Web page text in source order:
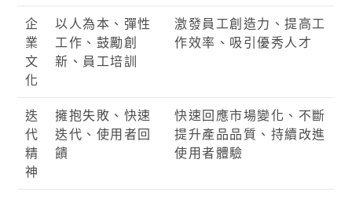
企
業
文
化
以人為本、彈性
工作、鼓勵創
新、員工培訓
激發員工創造力、提高工
作效率、吸引優秀人才
迭
代
精
神
擁抱失敗、快速
迭代、使用者回
饋
快速回應市場變化、不斷
提升產品品質、持續改進
使用者體驗